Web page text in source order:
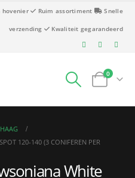
hovenier Ruim assortiment Snelle
verzending Kwaliteit gegarandeerd
0
120-140 (3 CONIFEREN PER
White